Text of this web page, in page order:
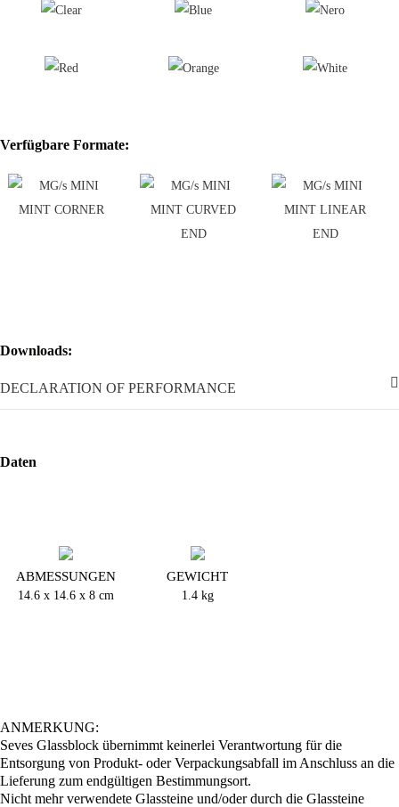
Verfügbare Formate:
Downloads:
DECLARATION OF PERFORMANCE
Daten
ABMESSUNGEN
14.6 x 14.6 x 8 cm
GEWICHT
1.4 kg
ANMERKUNG:
Seves Glassblock übernimmt keinerlei Verantwortung für die
Entsorgung von Produkt- oder Verpackungsabfall im Anschluss an die
Lieferung zum endgültigen Bestimmungsort.
Nicht mehr verwendete Glassteine und/oder durch die Glassteine